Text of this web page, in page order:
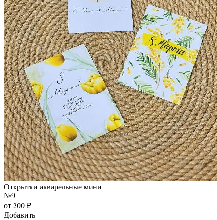
Открытки акварельные мини
№9
от 200 ₽
Добавить